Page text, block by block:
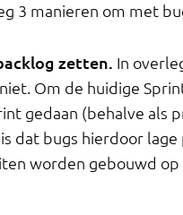
3 manieren om met
zetten. In
Om de huidige
gedaan (behalve als
dat bugs hierdoor
worden gebouwd op